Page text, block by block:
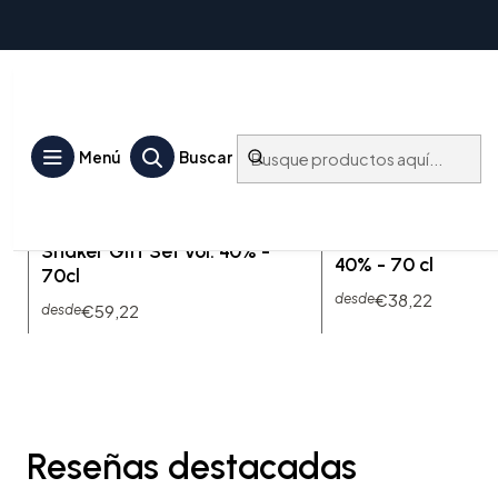
Menú Buscar
Shaker Gift Set vol. 40% -
70cl
desde€59,22
40% - 70 cl
desde€38,22
Reseñas destacadas